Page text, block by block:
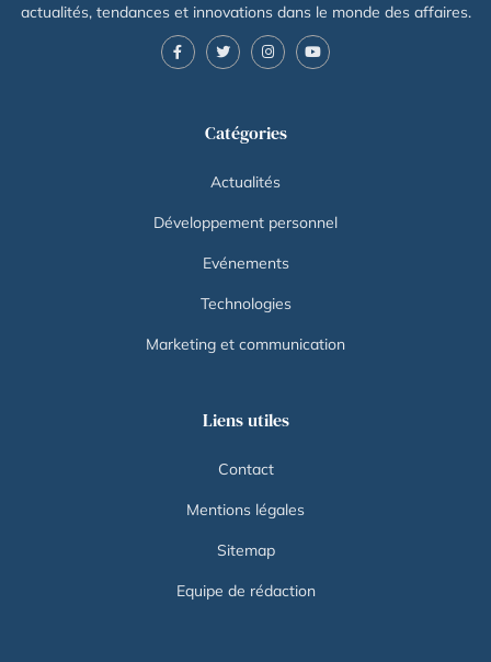
actualités, tendances et innovations dans le monde des affaires.
Catégories
Actualités
Développement personnel
Evénements
Technologies
Marketing et communication
Liens utiles
Contact
Mentions légales
Sitemap
Equipe de rédaction